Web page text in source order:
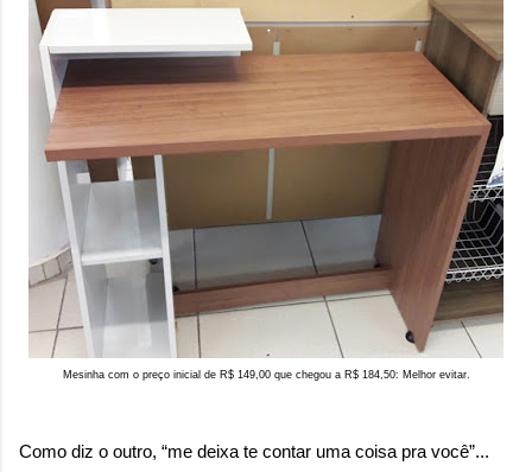
Mesinha com o preço inicial de R$ 149,00 que chegou a R$ 184,50: Melhor evitar.
Como diz o outro, “me deixa te contar uma coisa pra você”...